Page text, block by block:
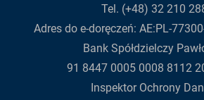
Tel. (+48) 32 210
Adres do e-doręczeń: AE:PL-
Bank Spółdzielczy
91 8447 0005 0008 8112
Inspektor Ochrony